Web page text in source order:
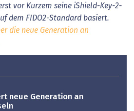
vor Kurzem seine iShield-Key-2-
dem FIDO2-Standard basiert.
die neue Generation an
neue Generation an